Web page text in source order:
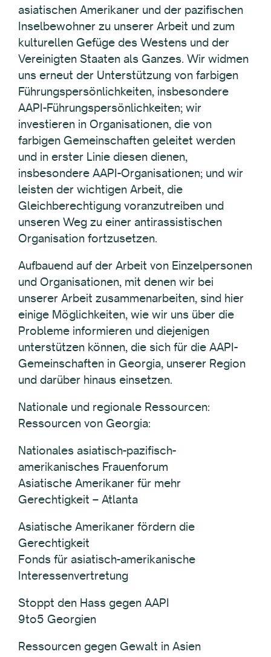
asiatischen Amerikaner und der pazifischen
Inselbewohner zu unserer Arbeit und zum
kulturellen Gefüge des Westens und der
Vereinigten Staaten als Ganzes. Wir widmen
uns erneut der Unterstützung von farbigen
Führungspersönlichkeiten, insbesondere
AAPI-Führungspersönlichkeiten; wir
investieren in Organisationen, die von
farbigen Gemeinschaften geleitet werden
und in erster Linie diesen dienen,
insbesondere AAPI-Organisationen; und wir
leisten der wichtigen Arbeit, die
Gleichberechtigung voranzutreiben und
unseren Weg zu einer antirassistischen
Organisation fortzusetzen.
Aufbauend auf der Arbeit von Einzelpersonen
und Organisationen, mit denen wir bei
unserer Arbeit zusammenarbeiten, sind hier
einige Möglichkeiten, wie wir uns über die
Probleme informieren und diejenigen
unterstützen können, die sich für die AAPI-
Gemeinschaften in Georgia, unserer Region
und darüber hinaus einsetzen.
Nationale und regionale Ressourcen:
Ressourcen von Georgia:
Nationales asiatisch-pazifisch-
amerikanisches Frauenforum
Asiatische Amerikaner für mehr
Gerechtigkeit – Atlanta
Asiatische Amerikaner fördern die
Gerechtigkeit
Fonds für asiatisch-amerikanische
Interessenvertretung
Stoppt den Hass gegen AAPI
9to5 Georgien
Ressourcen gegen Gewalt in Asien